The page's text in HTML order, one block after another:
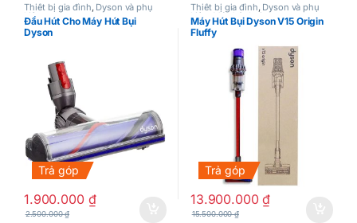
Thiết bị gia đình, Dyson và phụ
kiện
Đầu Hút Cho Máy Hút Bụi
Dyson
Trả góp
1.900.000 ₫
2.500.000₫
Thiết bị gia đình, Dyson và phụ
kiện ,Máy hút bụi
Máy Hút Bụi Dyson V15 Origin
Fluffy
Trả góp
13.900.000₫
15.500.000₫